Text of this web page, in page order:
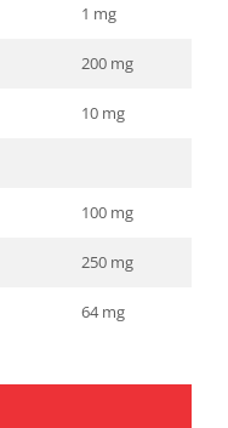
1 mg
200 mg
10 mg
100 mg
250 mg
64 mg